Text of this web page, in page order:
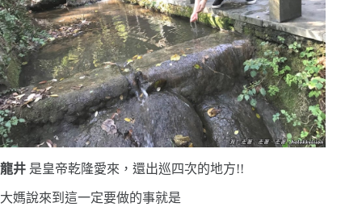
龍井 是皇帝乾隆愛來，還出巡四次的地方!!
大媽說來到這一定要做的事就是